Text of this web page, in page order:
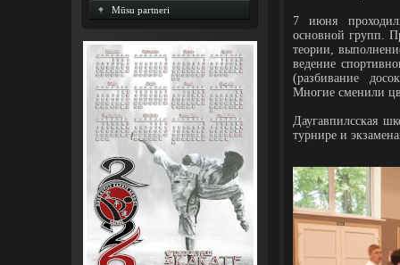
Mūsu partneri
7 июня
основной групп.
теории,
ведение
(разбивание
Многие сменили
Даугавпилсская
турнире и